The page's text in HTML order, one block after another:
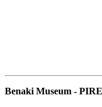
Benaki Museum -